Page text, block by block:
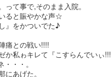
て事で,そのまま入院。
ると賑やかな声☆
』をかついでた♪
痛との戦い!!!!
か私ゎキレて『こすらんでいぃ!!!
・・。
あげた。